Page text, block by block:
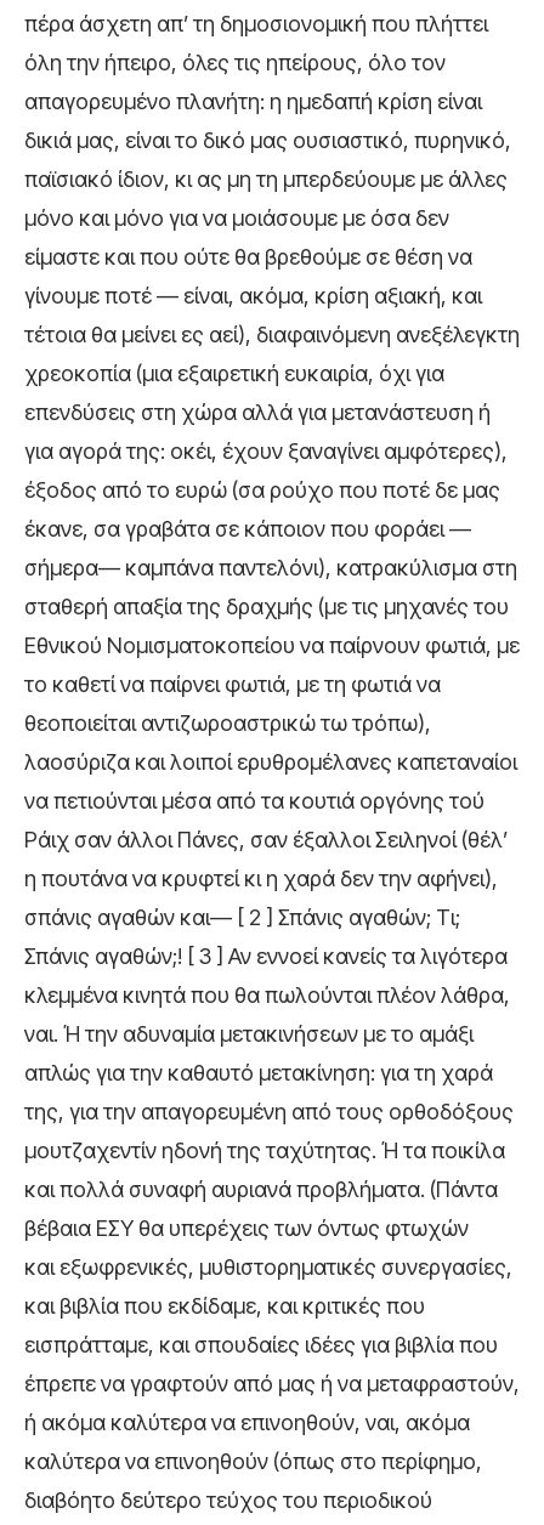
πέρα άσχετη απ’ τη δημοσιονομική που πλήττει
όλη την ήπειρο, όλες τις ηπείρους, όλο τον
απαγορευμένο πλανήτη: η ημεδαπή κρίση είναι
δικιά μας, είναι το δικό μας ουσιαστικό, πυρηνικό,
παϊσιακό ίδιον, κι ας μη τη μπερδεύουμε με άλλες
μόνο και μόνο για να μοιάσουμε με όσα δεν
είμαστε και που ούτε θα βρεθούμε σε θέση να
γίνουμε ποτέ — είναι, ακόμα, κρίση αξιακή, και
τέτοια θα μείνει ες αεί), διαφαινόμενη ανεξέλεγκτη
χρεοκοπία (μια εξαιρετική ευκαιρία, όχι για
επενδύσεις στη χώρα αλλά για μετανάστευση ή
για αγορά της: οκέι, έχουν ξαναγίνει αμφότερες),
έξοδος από το ευρώ (σα ρούχο που ποτέ δε μας
έκανε, σα γραβάτα σε κάποιον που φοράει —
σήμερα— καμπάνα παντελόνι), κατρακύλισμα στη
σταθερή απαξία της δραχμής (με τις μηχανές του
Εθνικού Νομισματοκοπείου να παίρνουν φωτιά, με
το καθετί να παίρνει φωτιά, με τη φωτιά να
θεοποιείται αντιζωροαστρικώ τω τρόπω),
λαοσύριζα και λοιποί ερυθρομέλανες καπεταναίοι
να πετιούνται μέσα από τα κουτιά οργόνης τού
Ράιχ σαν άλλοι Πάνες, σαν έξαλλοι Σειληνοί (θέλ’
η πουτάνα να κρυφτεί κι η χαρά δεν την αφήνει),
σπάνις αγαθών και— [ 2 ] Σπάνις αγαθών; Τι;
Σπάνις αγαθών;! [ 3 ] Αν εννοεί κανείς τα λιγότερα
κλεμμένα κινητά που θα πωλούνται πλέον λάθρα,
ναι. Ή την αδυναμία μετακινήσεων με το αμάξι
απλώς για την καθαυτό μετακίνηση: για τη χαρά
της, για την απαγορευμένη από τους ορθοδόξους
μουτζαχεντίν ηδονή της ταχύτητας. Ή τα ποικίλα
και πολλά συναφή αυριανά προβλήματα. (Πάντα
βέβαια ΕΣΥ θα υπερέχεις των όντως φτωχών
και εξωφρενικές, μυθιστορηματικές συνεργασίες,
και βιβλία που εκδίδαμε, και κριτικές που
εισπράτταμε, και σπουδαίες ιδέες για βιβλία που
έπρεπε να γραφτούν από μας ή να μεταφραστούν,
ή ακόμα καλύτερα να επινοηθούν, ναι, ακόμα
καλύτερα να επινοηθούν (όπως στο περίφημο,
διαβόητο δεύτερο τεύχος του περιοδικού